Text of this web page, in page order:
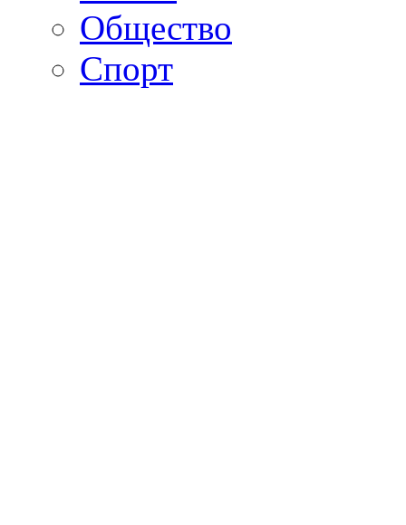
Общество
Спорт